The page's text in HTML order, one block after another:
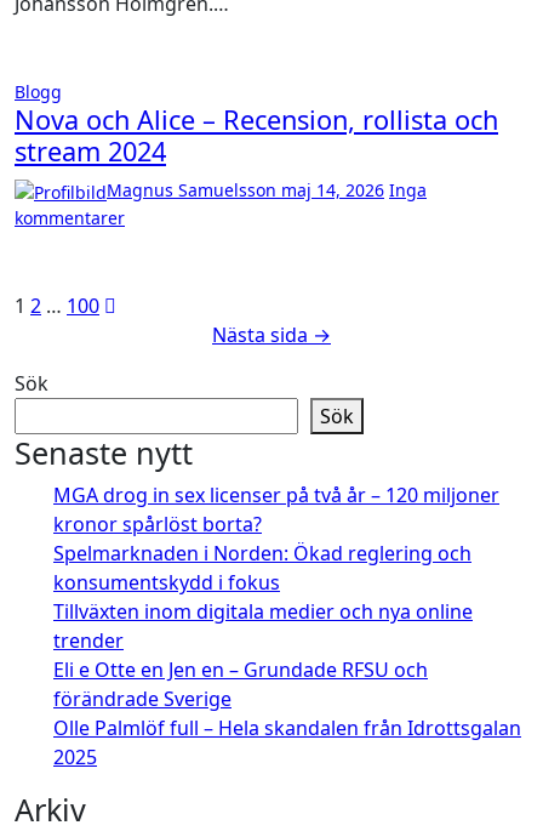
Blogg
Nova och Alice – Recension, rollista och
stream 2024
Magnus Samuelsson maj 14, 2026 Inga
kommentarer
Sidnumrering
inlägg
1 2 … 100
Nästa sida →
Sök
Sök
Senaste nytt
MGA drog in sex licenser på två år – 120 miljoner
kronor spårlöst borta?
Spelmarknaden i Norden: Ökad reglering och
konsumentskydd i fokus
Tillväxten inom digitala medier och nya online
trender
Eli e Otte en Jen en – Grundade RFSU och
förändrade Sverige
Olle Palmlöf full – Hela skandalen från Idrottsgalan
2025
Arkiv